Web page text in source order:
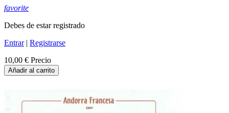
favorite
Debes de estar registrado
Entrar| Registrarse
10,00 € Precio
Añadir al carrito